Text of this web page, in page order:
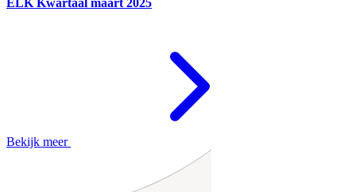
Bekijk meer